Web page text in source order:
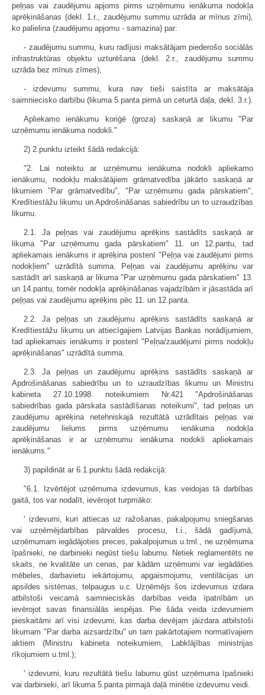
peļņas vai zaudējumu apjoms pirms uzņēmumu ienākuma nodokļa
aprēķināšanas (dekl. 1.r., zaudējumu summu uzrāda ar mīnus zīmi),
ko palielina (zaudējumu apjomu - samazina) par:
- zaudējumu summu, kuru radījusi maksātājam piederošo sociālās
infrastruktūras objektu uzturēšana (dekl. 2.r., zaudējumu summu
uzrāda bez mīnus zīmes),
- izdevumu summu, kura nav tieši saistīta ar maksātāja
saimniecisko darbību (likuma 5.panta pirmā un ceturtā daļa, dekl. 3.r.).
Apliekamo ienākumu koriģē (groza) saskaņā ar likumu "Par
uzņēmumu ienākuma nodokli."
2) 2.punktu izteikt šādā redakcijā:
"2. Lai noteiktu ar uzņēmumu ienākuma nodokli apliekamo
ienākumu, nodokļu maksātājiem grāmatvedība jākārto saskaņā ar
likumiem "Par grāmatvedību", "Par uzņēmumu gada pārskatiem",
Kredītiestāžu likumu un Apdrošināšanas sabiedrību un to uzraudzības
likumu.
2.1. Ja peļņas vai zaudējumu aprēķins sastādīts saskaņā ar
likuma "Par uzņēmumu gada pārskatiem" 11. un 12.pantu, tad
apliekamais ienākums ir aprēķina postenī "Peļņa vai zaudējumi pirms
nodokļiem" uzrādītā summa. Peļņas vai zaudējumu aprēķinu var
sastādīt arī saskaņā ar likuma "Par uzņēmumu gada pārskatiem" 13.
un 14.pantu, tomēr nodokļa aprēķināšanas vajadzībām ir jāsastāda arī
peļņas vai zaudējumu aprēķins pēc 11. un 12.panta.
2.2. Ja peļņas un zaudējumu aprēķins sastādīts saskaņā ar
Kredītiestāžu likumu un attiecīgajiem Latvijas Bankas norādījumiem,
tad apliekamais ienākums ir postenī "Peļņa/zaudējumi pirms nodokļu
aprēķināšanas" uzrādītā summa.
2.3. Ja peļņas un zaudējumu aprēķins sastādīts saskaņā ar
Apdrošināšanas sabiedrību un to uzraudzības likumu un Ministru
kabineta 27.10.1998. noteikumiem Nr.421 "Apdrošināšanas
sabiedrības gada pārskata sastādīšanas noteikumi", tad peļņas un
zaudējumu aprēķina netehniskajā rezultātā uzrādītais peļņas vai
zaudējumu lielums pirms uzņēmumu ienākuma nodokļa
aprēķināšanas ir ar uzņēmumu ienākuma nodokli apliekamais
ienākums."
3) papildināt ar 6.1.punktu šādā redakcijā:
"6.1. Izvērtējot uzņēmuma izdevumus, kas veidojas tā darbības
gaitā, tos var nodalīt, ievērojot turpmāko:
' izdevumi, kuri attiecas uz ražošanas, pakalpojumu sniegšanas
vai uzņēmējdarbības pārvaldes procesu, t.i., šādā gadījumā,
uzņēmumam iegādājoties preces, pakalpojumus u.tml., ne uzņēmuma
īpašnieki, ne darbinieki negūst tiešu labumu. Netiek reglamentēts ne
skaits, ne kvalitāte un cenas, par kādām uzņēmumi var iegādāties
mēbeles, darbavietu iekārtojumu, apgaismojumu, ventilācijas un
apsildes sistēmas, telpaugus u.c. Uzņēmējs šos izdevumus izdara
atbilstoši veicamā saimnieciskās darbības veida īpatnībām un
ievērojot savas finansiālās iespējas. Pie šāda veida izdevumiem
pieskaitāmi arī visi izdevumi, kas darba devējam jāizdara atbilstoši
likumam "Par darba aizsardzību" un tam pakārtotajiem normatīvajiem
aktiem (Ministru kabineta noteikumiem, Labklājības ministrijas
rīkojumiem u.tml.);
' izdevumi, kuru rezultātā tiešu labumu gūst uzņēmuma īpašnieki
vai darbinieki, arī likuma 5.panta pirmajā daļā minētie izdevumu veidi.